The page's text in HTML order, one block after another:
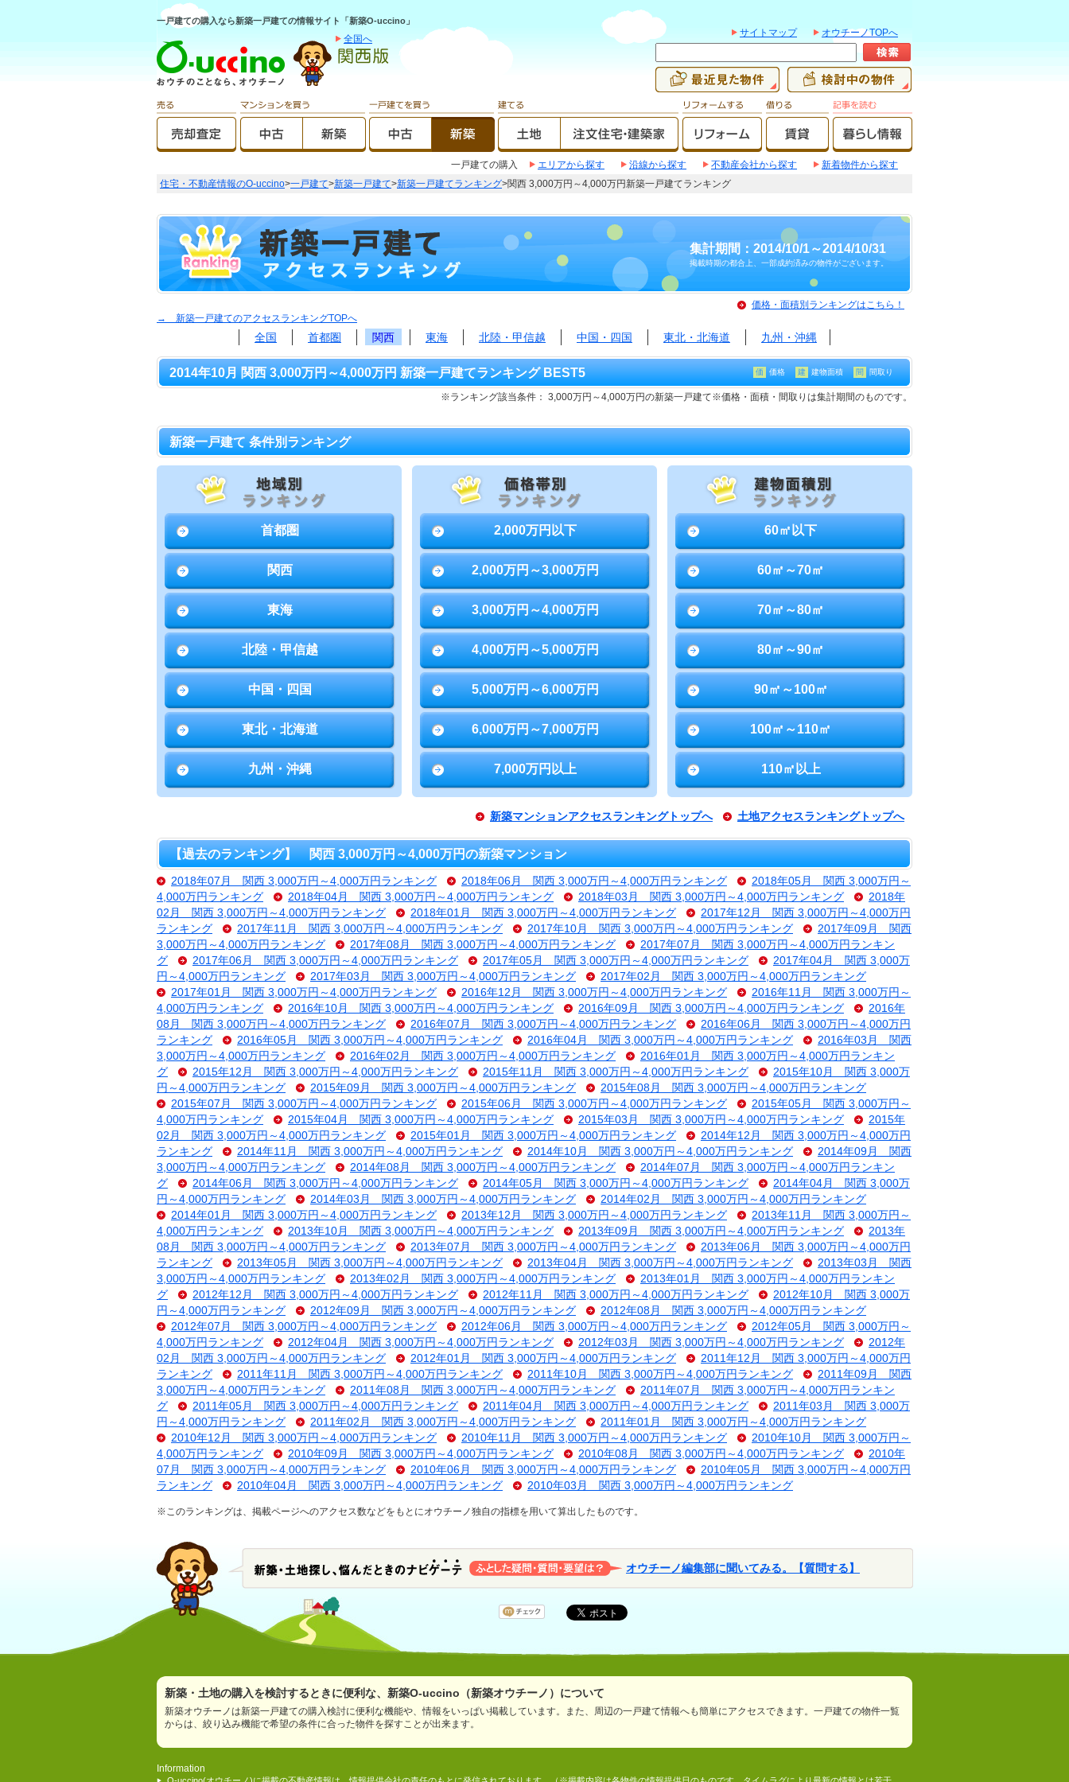
一戸建ての購入なら新築一戸建ての情報サイト「新築O-uccino」
全国へ
サイトマップ オウチーノTOPへ
一戸建ての購入 エリアから探す 沿線から探す 不動産会社から探す
新着物件から探す
住宅・不動産情報のO-uccino>一戸建て>新築一戸建て>新築一戸建てランキング>関西 3,000万円～4,000万円新築一戸建てランキング
集計期間：2014/10/1～2014/10/31
掲載時期の都合上、一部成約済みの物件がございます。
価格・面積別ランキングはこちら！
→ 新築一戸建てのアクセスランキングTOPへ
全国 首都圏 関西 東海 北陸・甲信越 中国・四国 東北・北海道 九州・沖縄
2014年10月 関西 3,000万円～4,000万円 新築一戸建てランキング BEST5 価 価格 建 建物面積 間 間取り
※ランキング該当条件： 3,000万円～4,000万円の新築一戸建て※価格・面積・間取りは集計期間のものです。
新築一戸建て 条件別ランキング
首都圏
関西
東海
北陸・甲信越
中国・四国
東北・北海道
九州・沖縄
2,000万円以下
2,000万円～3,000万円
3,000万円～4,000万円
4,000万円～5,000万円
5,000万円～6,000万円
6,000万円～7,000万円
7,000万円以上
60㎡以下
60㎡～70㎡
70㎡～80㎡
80㎡～90㎡
90㎡～100㎡
100㎡～110㎡
110㎡以上
新築マンションアクセスランキングトップへ 土地アクセスランキングトップへ
【過去のランキング】 関西 3,000万円～4,000万円の新築マンション
2018年07月 関西 3,000万円～4,000万円ランキング 2018年06月 関西 3,000万円～4,000万円ランキング
2018年05月 関西 3,000万円～
4,000万円ランキング
2018年04月 関西 3,000万円～4,000万円ランキング 2018年03月 関西 3,000万円～4,000万円ランキング
2018年
02月 関西 3,000万円～4,000万円ランキング
2018年01月 関西 3,000万円～4,000万円ランキング
2017年12月 関西 3,000万円～4,000万円
ランキング
2017年11月 関西 3,000万円～4,000万円ランキング 2017年10月 関西 3,000万円～4,000万円ランキング
2017年09月 関西
3,000万円～4,000万円ランキング
2017年08月 関西 3,000万円～4,000万円ランキング
2017年07月 関西 3,000万円～4,000万円ランキン
グ
2017年06月 関西 3,000万円～4,000万円ランキング 2017年05月 関西 3,000万円～4,000万円ランキング
2017年04月 関西 3,000万
円～4,000万円ランキング
2017年03月 関西 3,000万円～4,000万円ランキング
2017年02月 関西 3,000万円～4,000万円ランキング
2017年01月 関西 3,000万円～4,000万円ランキング
2016年12月 関西 3,000万円～4,000万円ランキング
2016年11月 関西 3,000万円～
4,000万円ランキング
2016年10月 関西 3,000万円～4,000万円ランキング 2016年09月 関西 3,000万円～4,000万円ランキング
2016年
08月 関西 3,000万円～4,000万円ランキング
2016年07月 関西 3,000万円～4,000万円ランキング
2016年06月 関西 3,000万円～4,000万円
ランキング
2016年05月 関西 3,000万円～4,000万円ランキング 2016年04月 関西 3,000万円～4,000万円ランキング
2016年03月 関西
3,000万円～4,000万円ランキング
2016年02月 関西 3,000万円～4,000万円ランキング
2016年01月 関西 3,000万円～4,000万円ランキン
グ
2015年12月 関西 3,000万円～4,000万円ランキング 2015年11月 関西 3,000万円～4,000万円ランキング
2015年10月 関西 3,000万
円～4,000万円ランキング
2015年09月 関西 3,000万円～4,000万円ランキング
2015年08月 関西 3,000万円～4,000万円ランキング
2015年07月 関西 3,000万円～4,000万円ランキング
2015年06月 関西 3,000万円～4,000万円ランキング
2015年05月 関西 3,000万円～
4,000万円ランキング
2015年04月 関西 3,000万円～4,000万円ランキング 2015年03月 関西 3,000万円～4,000万円ランキング
2015年
02月 関西 3,000万円～4,000万円ランキング
2015年01月 関西 3,000万円～4,000万円ランキング
2014年12月 関西 3,000万円～4,000万円
ランキング
2014年11月 関西 3,000万円～4,000万円ランキング 2014年10月 関西 3,000万円～4,000万円ランキング
2014年09月 関西
3,000万円～4,000万円ランキング
2014年08月 関西 3,000万円～4,000万円ランキング
2014年07月 関西 3,000万円～4,000万円ランキン
グ
2014年06月 関西 3,000万円～4,000万円ランキング 2014年05月 関西 3,000万円～4,000万円ランキング
2014年04月 関西 3,000万
円～4,000万円ランキング
2014年03月 関西 3,000万円～4,000万円ランキング
2014年02月 関西 3,000万円～4,000万円ランキング
2014年01月 関西 3,000万円～4,000万円ランキング
2013年12月 関西 3,000万円～4,000万円ランキング
2013年11月 関西 3,000万円～
4,000万円ランキング
2013年10月 関西 3,000万円～4,000万円ランキング 2013年09月 関西 3,000万円～4,000万円ランキング
2013年
08月 関西 3,000万円～4,000万円ランキング
2013年07月 関西 3,000万円～4,000万円ランキング
2013年06月 関西 3,000万円～4,000万円
ランキング
2013年05月 関西 3,000万円～4,000万円ランキング 2013年04月 関西 3,000万円～4,000万円ランキング
2013年03月 関西
3,000万円～4,000万円ランキング
2013年02月 関西 3,000万円～4,000万円ランキング
2013年01月 関西 3,000万円～4,000万円ランキン
グ
2012年12月 関西 3,000万円～4,000万円ランキング 2012年11月 関西 3,000万円～4,000万円ランキング
2012年10月 関西 3,000万
円～4,000万円ランキング
2012年09月 関西 3,000万円～4,000万円ランキング
2012年08月 関西 3,000万円～4,000万円ランキング
2012年07月 関西 3,000万円～4,000万円ランキング
2012年06月 関西 3,000万円～4,000万円ランキング
2012年05月 関西 3,000万円～
4,000万円ランキング
2012年04月 関西 3,000万円～4,000万円ランキング 2012年03月 関西 3,000万円～4,000万円ランキング
2012年
02月 関西 3,000万円～4,000万円ランキング
2012年01月 関西 3,000万円～4,000万円ランキング
2011年12月 関西 3,000万円～4,000万円
ランキング
2011年11月 関西 3,000万円～4,000万円ランキング 2011年10月 関西 3,000万円～4,000万円ランキング
2011年09月 関西
3,000万円～4,000万円ランキング
2011年08月 関西 3,000万円～4,000万円ランキング
2011年07月 関西 3,000万円～4,000万円ランキン
グ
2011年05月 関西 3,000万円～4,000万円ランキング 2011年04月 関西 3,000万円～4,000万円ランキング
2011年03月 関西 3,000万
円～4,000万円ランキング
2011年02月 関西 3,000万円～4,000万円ランキング
2011年01月 関西 3,000万円～4,000万円ランキング
2010年12月 関西 3,000万円～4,000万円ランキング
2010年11月 関西 3,000万円～4,000万円ランキング
2010年10月 関西 3,000万円～
4,000万円ランキング
2010年09月 関西 3,000万円～4,000万円ランキング 2010年08月 関西 3,000万円～4,000万円ランキング
2010年
07月 関西 3,000万円～4,000万円ランキング
2010年06月 関西 3,000万円～4,000万円ランキング
2010年05月 関西 3,000万円～4,000万円
ランキング
2010年04月 関西 3,000万円～4,000万円ランキング 2010年03月 関西 3,000万円～4,000万円ランキング
※このランキングは、掲載ページへのアクセス数などをもとにオウチーノ独自の指標を用いて算出したものです。
オウチーノ編集部に聞いてみる。【質問する】
新築・土地の購入を検討するときに便利な、新築O-uccino（新築オウチーノ）について
新築オウチーノは新築一戸建ての購入検討に便利な機能や、情報をいっぱい掲載しています。また、周辺の一戸建て情報へも簡単にアクセスできます。一戸建ての物件一覧
からは、絞り込み機能で希望の条件に合った物件を探すことが出来ます。
Information